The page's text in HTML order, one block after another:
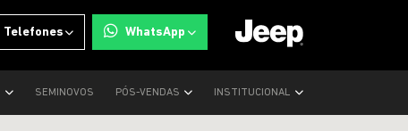
Telefones WhatsApp
SEMINOVOS PÓS-VENDAS INSTITUCIONAL